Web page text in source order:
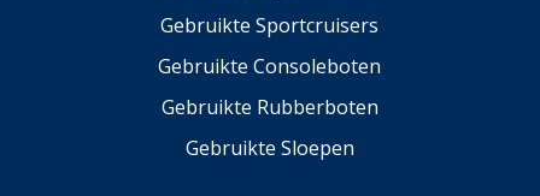
Gebruikte Sportcruisers
Gebruikte Consoleboten
Gebruikte Rubberboten
Gebruikte Sloepen